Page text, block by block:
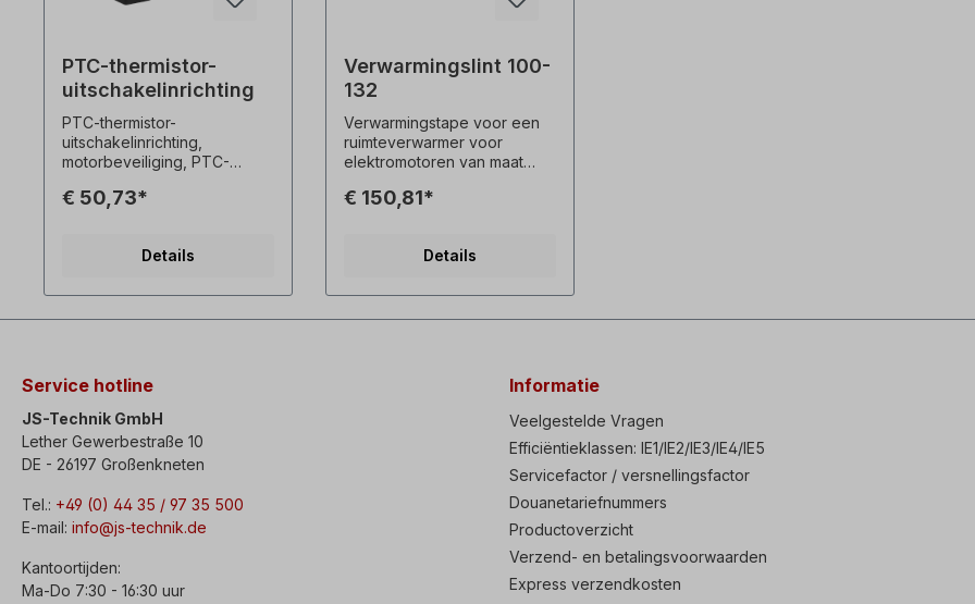
PTC-thermistor-
uitschakelinrichting
PTC-thermistor-
uitschakelinrichting,
motorbeveiliging, PTC-
AC 220V Toegestane
Zelfverbruikend vermogen:
omgevingstemperatuur: -30
～70℃ Nominale stroom van
(1±10%) Herstellen
weerstand: 1500～1800Ω
Gewicht: 0,2 kg
€ 50,73*
Details
Verwarmingslint 100-
132
Verwarmingstape voor een
ruimteverwarmer voor
elektromotoren van maat
condensatieverwarmer
voorkomen ter voorkoming
€ 150,81*
Details
Service hotline
JS-Technik GmbH
Lether Gewerbestraße 10
DE - 26197 Großenkneten
Tel.: +49 (0) 44 35 / 97 35 500
E-mail: info@js-technik.de
Kantoortijden:
Ma-Do 7:30 - 16:30 uur
Informatie
Veelgestelde Vragen
Efficiëntieklassen: IE1/IE2/IE3/IE4/IE5
Servicefactor / versnellingsfactor
Douanetariefnummers
Productoverzicht
Verzend- en betalingsvoorwaarden
Express verzendkosten